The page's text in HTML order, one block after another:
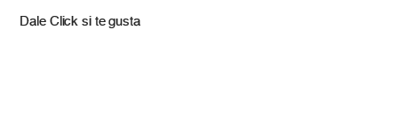
Dale Click si te gusta